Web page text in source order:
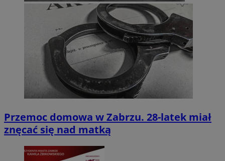
Przemoc domowa w Zabrzu. 28-latek miał
znęcać się nad matką